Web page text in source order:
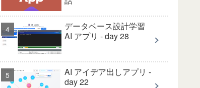
データベース設計学習
AI アプリ - day 28
AI アイデア出しアプリ -
day 22